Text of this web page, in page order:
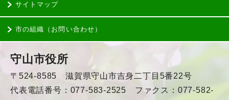
サイトマップ
市の組織（お問い合わせ）
守山市役所
〒524-8585 滋賀県守山市吉身二丁目5番22号
代表電話番号：077-583-2525 ファクス：077-582-